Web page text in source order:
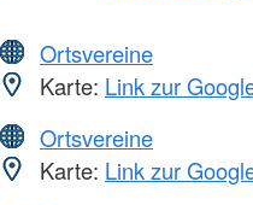
Ortsvereine
Karte: Link zur
Ortsvereine
Karte: Link zur